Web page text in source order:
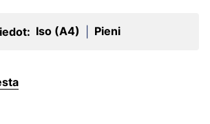
Iso (A4) Pieni